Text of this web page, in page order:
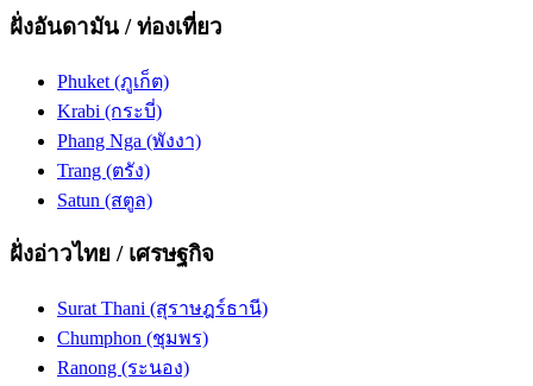
ฝั่งอันดามัน / ท่องเที่ยว
Phuket (ภูเก็ต)
Krabi (กระบี่)
Phang Nga (พังงา)
Trang (ตรัง)
Satun (สตูล)
ฝั่งอ่าวไทย / เศรษฐกิจ
Surat Thani (สุราษฎร์ธานี)
Chumphon (ชุมพร)
Ranong (ระนอง)